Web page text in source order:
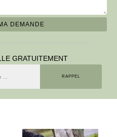
GRATUITEMENT